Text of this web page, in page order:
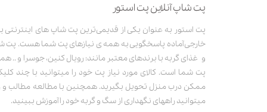
پت شاپ آنلاین پت استور
خارجی آماده پاسخگویی به همه ی نیازهای پت شما هست. پت
و غذای گربه با برندهای معتبر مانند: رویال کنین، جوسرا و ..
پت شما است. کالای مورد نیاز پت خود را میتوانید با چند
ممکن درب منزل تحویل بگیرید. همچنین با مطالعه مطالب و
میتوانید راههای نگهداری از سگ و گربه خود را آموزش ببینید.